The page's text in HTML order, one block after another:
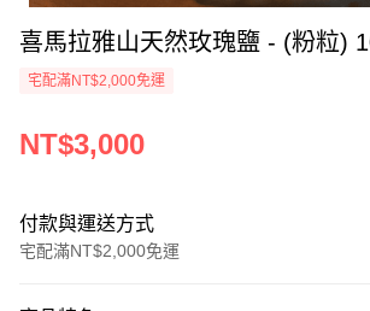
喜馬拉雅山天然玫瑰鹽 - (粉粒)
宅配滿NT$2,000免運
NT$3,000
付款與運送方式
宅配滿NT$2,000免運